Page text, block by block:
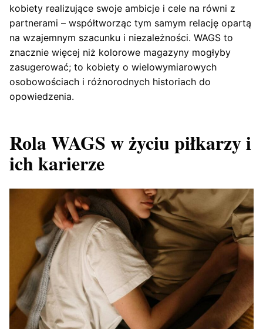
kobiety realizujące swoje ambicje i cele na równi z
partnerami – współtworząc tym samym relację opartą
na wzajemnym szacunku i niezależności. WAGS to
znacznie więcej niż kolorowe magazyny mogłyby
zasugerować; to kobiety o wielowymiarowych
osobowościach i różnorodnych historiach do
opowiedzenia.
Rola WAGS w życiu piłkarzy i
ich karierze